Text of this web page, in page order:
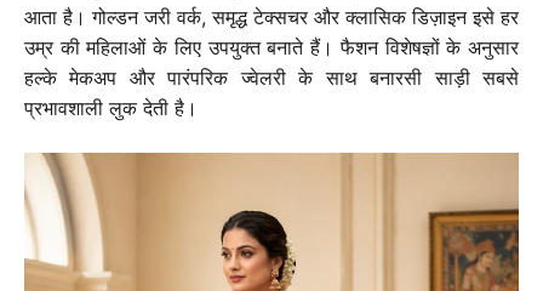
आता है। गोल्डन जरी वर्क, समृद्ध टेक्सचर और क्लासिक डिज़ाइन इसे हर
उम्र की महिलाओं के लिए उपयुक्त बनाते हैं। फैशन विशेषज्ञों के अनुसार
हल्के मेकअप और पारंपरिक ज्वेलरी के साथ बनारसी साड़ी सबसे
प्रभावशाली लुक देती है।